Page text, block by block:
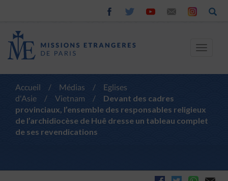
Toggle
Accueil / Médias /
Eglises
d'Asie
/ Vietnam /
Devant des cadres
provinciaux, l’ensemble des responsables religieux
de l’archidiocèse de Huê dresse un tableau complet
de ses revendications